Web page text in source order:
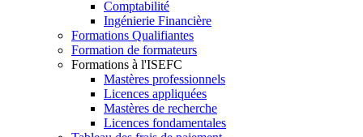
Comptabilité
Ingénierie Financière
Formations Qualifiantes
Formation de formateurs
Formations à l'ISEFC
Mastères professionnels
Licences appliquées
Mastères de recherche
Licences fondamentales